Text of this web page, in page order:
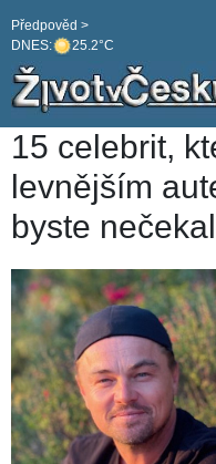
DNES: 25.2°C
Předpověd >
15 celebrit,
levnějším
byste